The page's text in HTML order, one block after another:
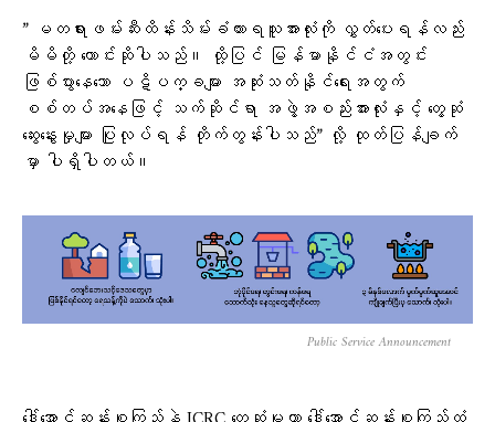
” မတရားဖမ်းဆီးထိန်းသိမ်းခံထားရသူအားလုံးကို လွှတ်ပေးရန်လည်း
မိမိတို့ တောင်းဆိုပါသည်။ ထို့ပြင် မြန်မာနိုင်ငံအတွင်း
ဖြစ်ပွားနေသော ပဋိပက္ခများ အဆုံးသတ်နိုင်ရေးအတွက်
စစ်တပ်အနေဖြင့် သက်ဆိုင်ရာ အဖွဲ့အစည်းအားလုံးနှင့် တွေ့ဆုံ
ဆွေးနွေးမှုများ ပြုလုပ်ရန် တိုက်တွန်းပါသည်” လို့ ထုတ်ပြန်ချက်
မှာ ပါရှိပါတယ်။
Public Service Announcement